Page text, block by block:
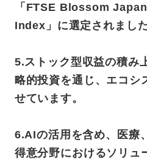
「FTSE Blossom
Index」に選定されました
5.ストック型収益の積み
略的投資を通じ、エコシ
せています。
6.AIの活用を含め、医療
得意分野におけるソリュ